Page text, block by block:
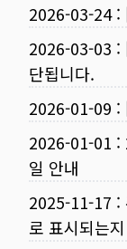
2026-03-24:
2026-03-03 :
단됩니다.
2026-01-09 :
2026-01-01 :
일 안내
2025-11-17 :
로 표시되는